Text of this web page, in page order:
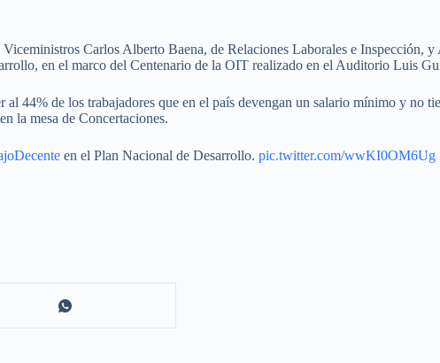
Carlos Alberto Baena, de Relaciones Laborales e Inspección,
en el marco del Centenario de la OIT realizado en el Auditorio Luis
44% de los trabajadores que en el país devengan un salario mínimo y no
la mesa de Concertaciones.
en el Plan Nacional de Desarrollo. pic.twitter.com/wwKI0OM6Ug